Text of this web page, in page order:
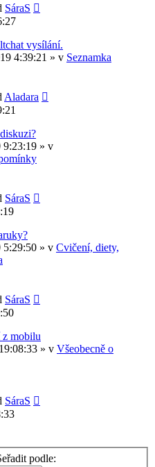
SáraS
vysílání.
4:39:21 » v Seznamka
Aladara
9:23:19 » v
SáraS
5:29:50 » v Cvičení, diety,
SáraS
z mobilu
» v Všeobecně o
SáraS
podle: